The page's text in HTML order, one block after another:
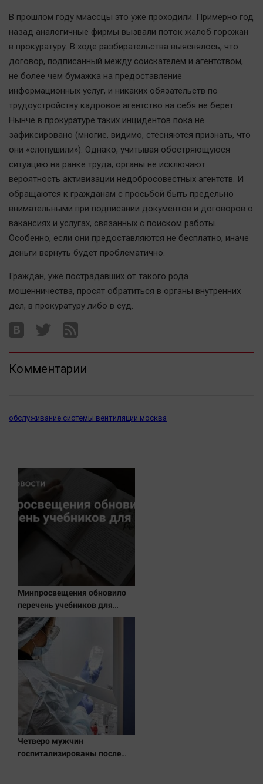
Обсуждаем
Отдых
Персона
Последняя инстанция
Точка на карте
В прошлом году миассцы это уже проходили. Примерно год
назад аналогичные фирмы вызвали поток жалоб горожан
в прокуратуру. В ходе разбирательства выяснялось, что
договор, подписанный между соискателем и агентством,
не более чем бумажка на предоставление
информационных услуг, и никаких обязательств по
трудоустройству кадровое агентство на себя не берет.
Нынче в прокуратуре таких инцидентов пока не
зафиксировано (многие, видимо, стесняются признать, что
они «слопушили»). Однако, учитывая обостряющуюся
ситуацию на ранке труда, органы не исключают
вероятность активизации недобросовестных агентств. И
обращаются к гражданам с просьбой быть предельно
внимательными при подписании документов и договоров о
вакансиях и услугах, связанных с поиском работы.
Особенно, если они предоставляются не бесплатно, иначе
деньги вернуть будет проблематично.
Граждан, уже пострадавших от такого рода
мошенничества, просят обратиться в органы внутренних
дел, в прокуратуру либо в суд.
Комментарии
обслуживание системы вентиляции москва
Минпросвещения обновило
перечень учебников для
школ
Четверо мужчин
госпитализированы после